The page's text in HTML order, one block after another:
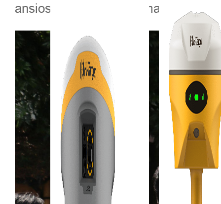
ansiosos para adquirir mais